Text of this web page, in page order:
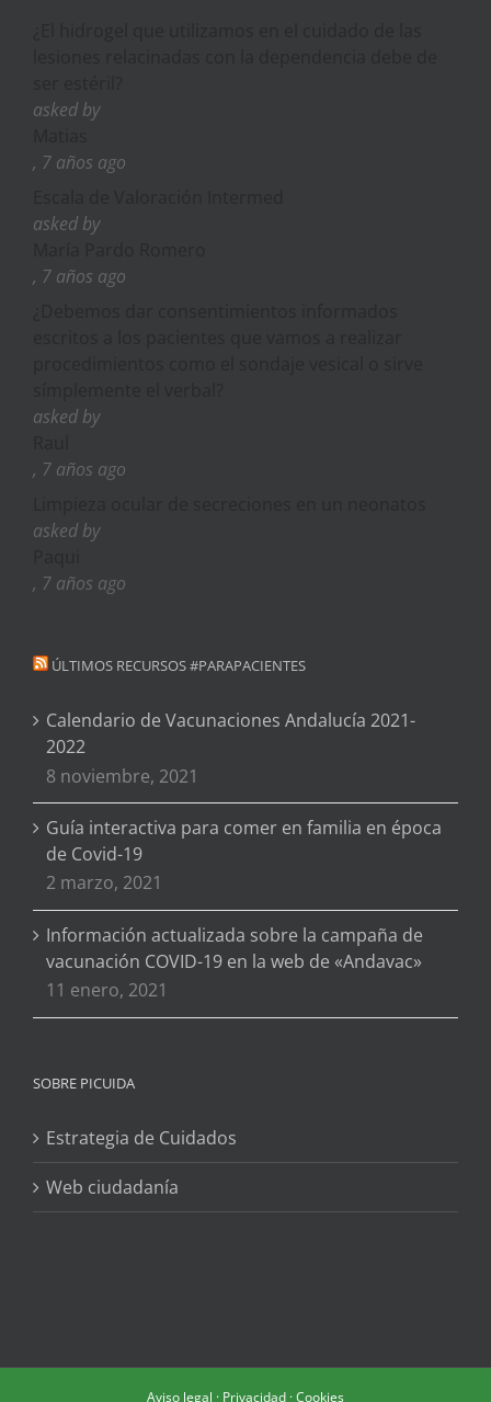
asked by
, 7 años ago
asked by
, 7 años ago
asked by
, 7 años ago
asked by
, 7 años ago
ÚLTIMOS RECURSOS #PARAPACIENTES
Calendario de Vacunaciones Andalucía 2021-
2022
8 noviembre, 2021
Guía interactiva para comer en familia en época
de Covid-19
2 marzo, 2021
Información actualizada sobre la campaña de
vacunación COVID-19 en la web de «Andavac»
11 enero, 2021
SOBRE PICUIDA
Estrategia de Cuidados
Web ciudadanía
Aviso legal · Privacidad ·Cookies